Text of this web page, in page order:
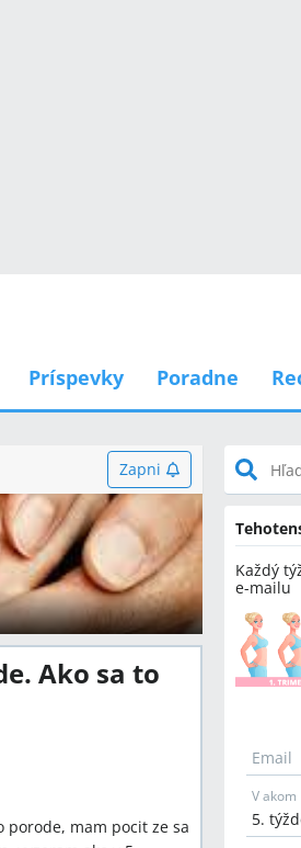
Príspevky Poradne
Zapni
Ako sa to
mam pocit ze sa
Každý
e-mailu
Email
V